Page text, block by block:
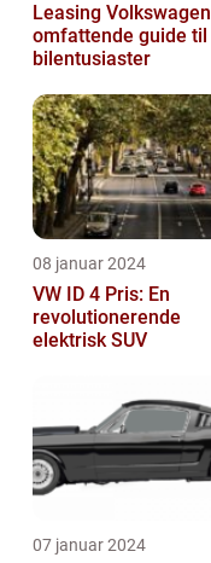
Leasing Volkswagen En
omfattende guide til
bilentusiaster
08 januar 2024
VW ID 4 Pris: En
revolutionerende
elektrisk SUV
07 januar 2024